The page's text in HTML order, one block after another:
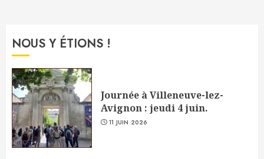
NOUS Y ÉTIONS !
Journée à Villeneuve-lez-
Avignon : jeudi 4 juin.
11 JUIN 2026